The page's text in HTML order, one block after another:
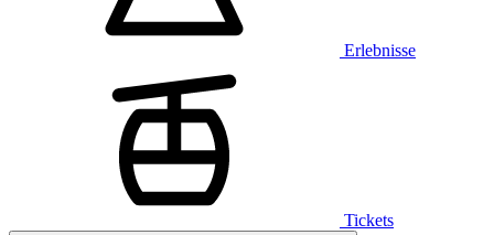
Erlebnisse
Tickets